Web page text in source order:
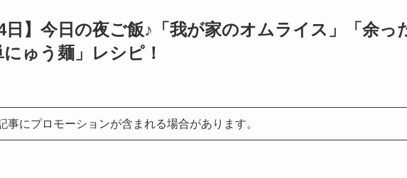
日】今日の夜ご飯♪「我が家のオムライス」「余っ
ゅう麺」レシピ！
事にプロモーションが含まれる場合があります。